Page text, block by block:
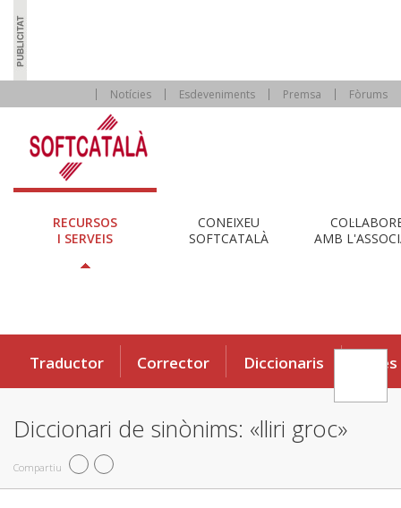
Notícies Esdeveniments Premsa Fòrums
RECURSOS
I SERVEIS
CONEIXEU
SOFTCATALÀ
AMB
Traductor Corrector Diccionaris Eines
Diccionari de sinònims: «lliri groc»
Compartiu